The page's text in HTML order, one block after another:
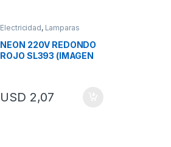
Electricidad, Lamparas
NEON 220V REDONDO
ROJO SL393 (IMAGEN
USD 2,07